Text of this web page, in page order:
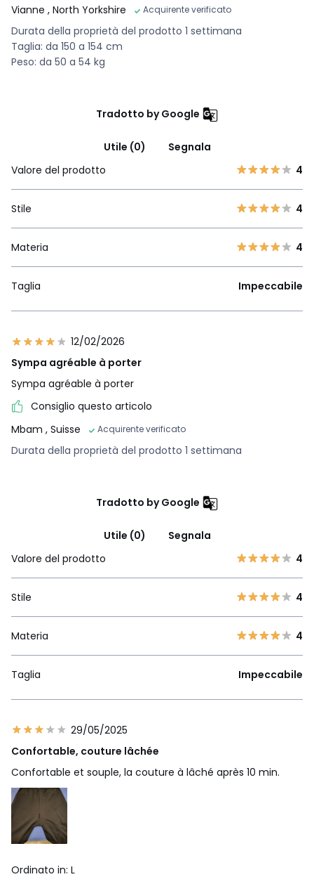
Vianne , North Yorkshire Acquirente verificato
Durata della proprietà del prodotto 1 settimana
Taglia: da 150 a 154 cm
Peso: da 50 a 54 kg
Tradotto by Google
Utile (0)
Segnala
Valore del prodotto
4
Stile 4
Materia 4
Taglia Impeccabile
12/02/2026
Sympa agréable à porter
Sympa agréable à porter
Consiglio questo articolo
Mbam , Suisse Acquirente verificato
Durata della proprietà del prodotto 1 settimana
Tradotto by Google
Utile (0)
Segnala
Valore del prodotto
4
Stile 4
Materia 4
Taglia Impeccabile
29/05/2025
Confortable, couture lâchée
Confortable et souple, la couture à lâché après 10 min.
Ordinato in: L